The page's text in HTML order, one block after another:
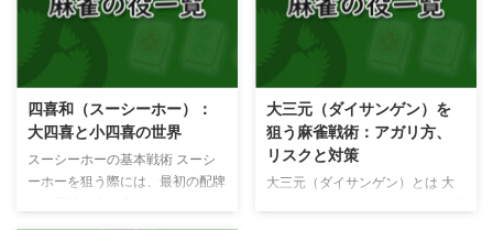
やすい手となります。 ポン ポン
ポンして作れるので、配牌の時に
ドラが多い時などは積極的に狙っ
てみるのもいいと思います。 ポ
ンせずにこの形を作ってツモであ
がれば、四暗刻という役満となり
ます。 こんな役との複合が可能
です。 タンヤオとの複合・・・
多いですが、一般的に使われるも
のを紹介していきます。麻雀牌画
像を使いながら、役の説明を行い
ます。 大車輪（ダイシャリン）
大車輪は地域によってローカルル
ールで使われる特殊なアガリ役で
す。大車輪の成立条件は、手牌が
すべてチャンタ（老頭牌と么九牌
のみで構成される手）であること
四喜和（スーシーホー）：
大四喜と小四喜の世界
スーシーホーの基本戦術 スーシ
ーホーを狙う際には、最初の配牌
大三元（ダイサンゲン）を
狙う麻雀戦術：アガリ方、
リスクと対策
大三元（ダイサンゲン）とは 大